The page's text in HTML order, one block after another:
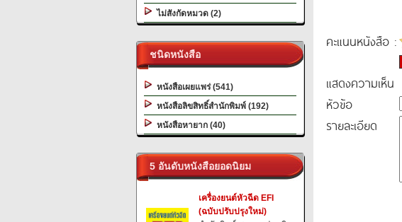
ไม่สังกัดหมวด (2)
ชนิดหนังสือ
หนังสือเผยแพร่ (541)
หนังสือลิขสิทธิ์สำนักพิมพ์ (192)
หนังสือหายาก (40)
5 อันดับหนังสือยอดนิยม
เครื่องยนต์หัวฉีด EFI
(ฉบับปรับปรุงใหม่)
คะแนนหนังสือ :
แสดงความเห็น
หัวข้อ
รายละเอียด